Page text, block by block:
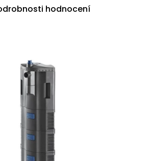
hodnocení